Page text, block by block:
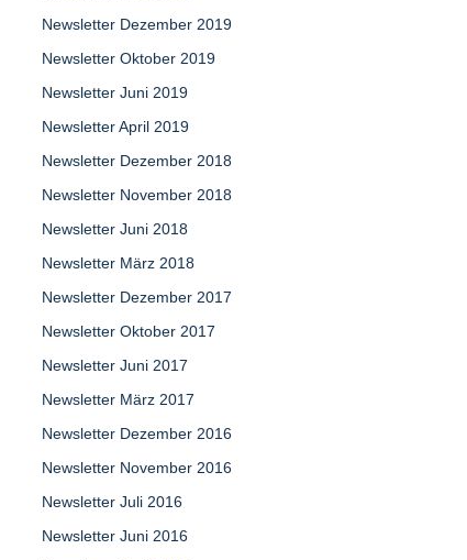
Newsletter Dezember 2019
Newsletter Oktober 2019
Newsletter Juni 2019
Newsletter April 2019
Newsletter Dezember 2018
Newsletter November 2018
Newsletter Juni 2018
Newsletter März 2018
Newsletter Dezember 2017
Newsletter Oktober 2017
Newsletter Juni 2017
Newsletter März 2017
Newsletter Dezember 2016
Newsletter November 2016
Newsletter Juli 2016
Newsletter Juni 2016